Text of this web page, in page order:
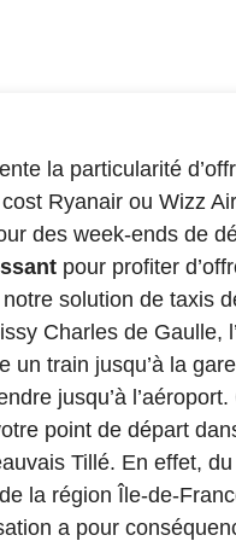
la particularité
Ryanair ou Wizz
des week-ends de
pour profiter
solution de taxis
Charles de
un train jusqu’à la
jusqu’à
point de départ
Tillé. En effet,
la région Île-de-
a pour